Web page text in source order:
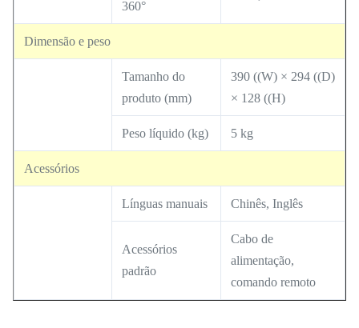
360°
Dimensão e peso
Tamanho do
produto (mm)
390 ((W) × 294 ((D)
× 128 ((H)
Peso líquido (kg) 5 kg
Acessórios
Línguas manuais Chinês, Inglês
Acessórios
padrão
Cabo de
alimentação,
comando remoto